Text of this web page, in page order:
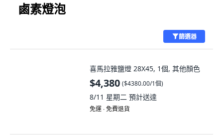
鹵素燈泡
篩選器
喜馬拉雅鹽燈 28X45, 1個, 其他顏色
$4,380 ($4380.00/1個)
8/11 星期二 預計送達
免運 ∙ 免費退貨